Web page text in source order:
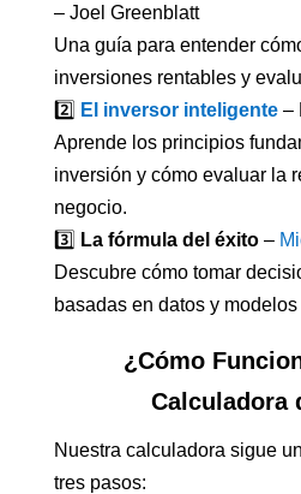
– Joel Greenblatt
Una guía para entender
inversiones rentables y
2️⃣ El inversor inteligente–
Aprende los principios
inversión y cómo evaluar la
negocio.
3️⃣ La fórmula del éxito–
Descubre cómo tomar
basadas en datos y
¿Cómo
Calculadora
Nuestra calculadora sigue
tres pasos: